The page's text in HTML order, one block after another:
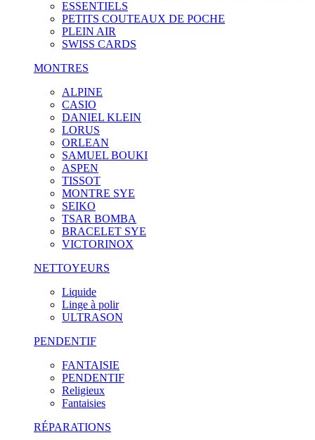
ESSENTIELS
PETITS COUTEAUX DE POCHE
PLEIN AIR
SWISS CARDS
MONTRES
ALPINE
CASIO
DANIEL KLEIN
LORUS
ORLEAN
SAMUEL BOUKI
ASPEN
TISSOT
MONTRE SYE
SEIKO
TSAR BOMBA
BRACELET SYE
VICTORINOX
NETTOYEURS
Liquide
Linge à polir
ULTRASON
PENDENTIF
FANTAISIE
PENDENTIF
Religieux
Fantaisies
RÉPARATIONS